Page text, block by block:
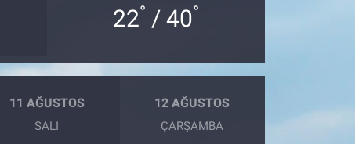
22° / 40°
11 AĞUSTOS
SALI
12 AĞUSTOS
ÇARŞAMBA